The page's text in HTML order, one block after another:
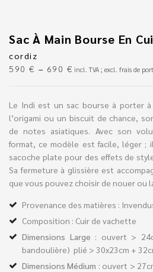
cordiz
590 € – 690 € incl. TVA ; excl. frais de port
Le Indi est un sac bourse à porter à
l’origami ou un biscuit de chance,
de notes asiatiques. Avec son
format, ce modèle est facile, léger
sacoche plate pour des effets de
Sa fermeture à glissière est
que vous pouvez choisir de nouer ou
Provenance des matières :
Composition : Cuir de vachette
Dimensions Large : ouvert >
bandoulière) plié > 30x23cm +
DimensionsMédium : ouvert >